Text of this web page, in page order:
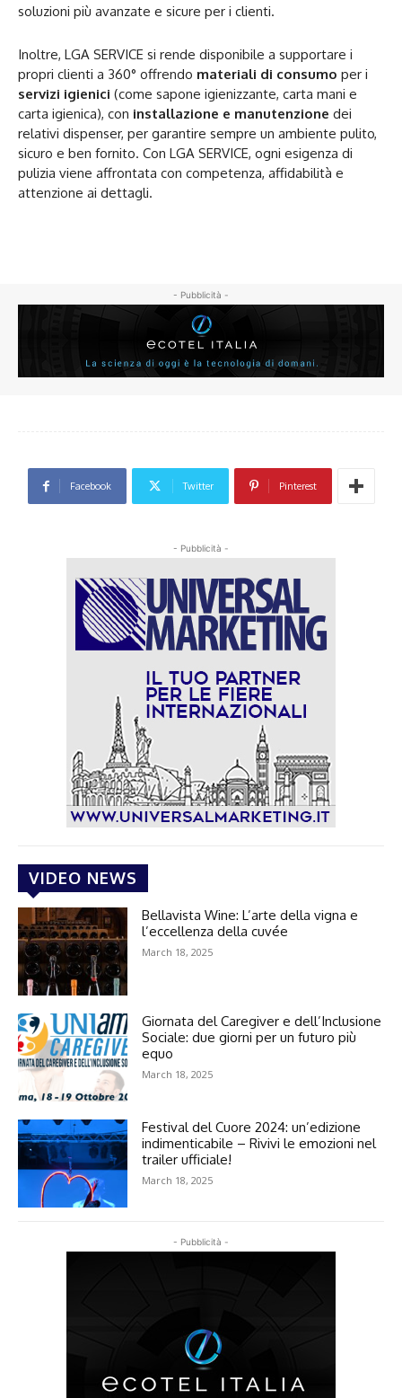
soluzioni più avanzate e sicure per i clienti.
Inoltre, LGA SERVICE si rende disponibile a supportare i
propri clienti a 360° offrendo materiali di consumo per i
servizi igienici (come sapone igienizzante, carta mani e
carta igienica), con installazione e manutenzione dei
relativi dispenser, per garantire sempre un ambiente pulito,
sicuro e ben fornito. Con LGA SERVICE, ogni esigenza di
pulizia viene affrontata con competenza, affidabilità e
attenzione ai dettagli.
- Pubblicità -
Facebook Twitter Pinterest
- Pubblicità -
VIDEO NEWS
Bellavista Wine: L’arte della vigna e
l’eccellenza della cuvée
March 18, 2025
Giornata del Caregiver e dell’Inclusione
Sociale: due giorni per un futuro più
equo
March 18, 2025
Festival del Cuore 2024: un’edizione
indimenticabile – Rivivi le emozioni nel
trailer ufficiale!
March 18, 2025
- Pubblicità -